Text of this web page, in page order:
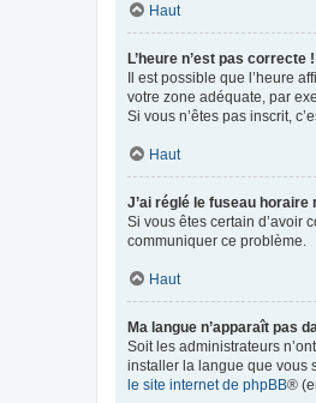
Haut
L’heure n’est pas correcte !
Il est possible que l’heure
votre zone adéquate, par
Si vous n’êtes pas inscrit,
Haut
J’ai réglé le fuseau horaire
Si vous êtes certain d’avoir
communiquer ce problème.
Haut
Ma langue n’apparaît pas
Soit les administrateurs
installer la langue que vous
le site internet de phpBB®